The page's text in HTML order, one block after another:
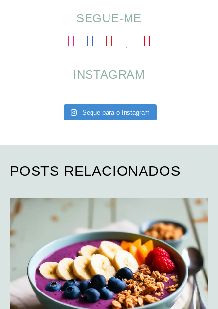
SEGUE-ME
INSTAGRAM
Segue para o Instagram
POSTS RELACIONADOS